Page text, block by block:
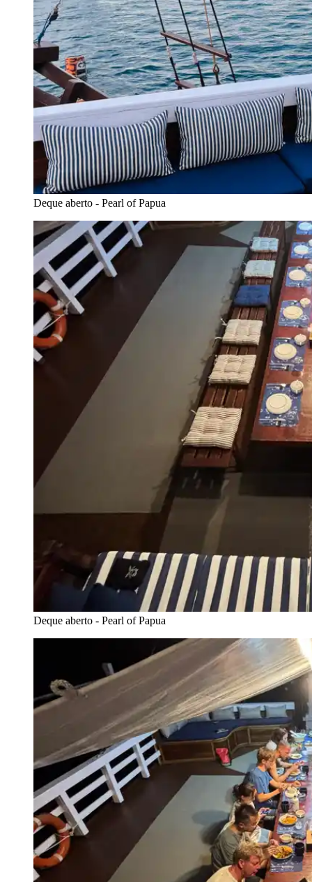
Deque aberto - Pearl of Papua
Deque aberto - Pearl of Papua